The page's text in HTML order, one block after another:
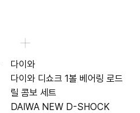
다이와
다이와 디쇼크 1볼 베어링 로드
릴 콤보 세트
DAIWA NEW D-SHOCK